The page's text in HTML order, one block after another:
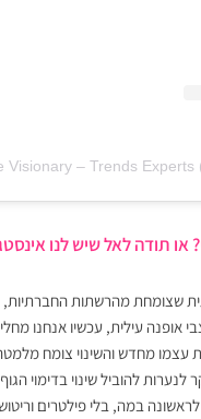
Visionary – Trends Experts
או תודה לאל שיש לנו
שצומחת מהרשתות
אופנה עילית, עכשיו אנחנו
עצמו מחדש והשינוי צומח
להוביל שינוי בדימוי
במה, בלי פילטרים